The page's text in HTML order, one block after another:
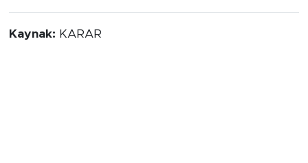
Kaynak: KARAR